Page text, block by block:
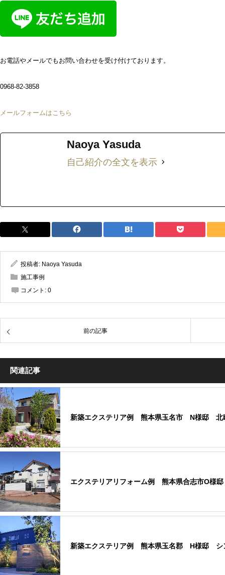
お電話やメールでもお問い合わせを受け付けております。
0968-82-3858
メールフォームはこちら
Naoya Yasuda
自己紹介の全文を表示
投稿者: Naoya Yasuda
施工事例
コメント: 0
前の記事
関連記事
新築エクステリア例 熊本県玉名市 N様邸
エクステリアリフォーム例 熊本県合志市O様
新築エクステリア例 熊本県玉名郡 H様邸